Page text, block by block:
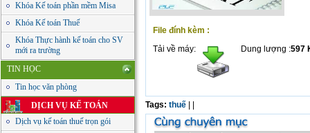
Khóa Kế toán phần mềm Misa
Khóa Kế toán Thuế
Khóa Thực hành kế toán cho SV
mới ra trường
TIN HỌC
Tin học văn phòng
DỊCH VỤ KẾ TOÁN
Dịch vụ kế toán thuế trọn gói
File đính kèm :
Tải về máy:
Dung lượng :597
Tags: thuế